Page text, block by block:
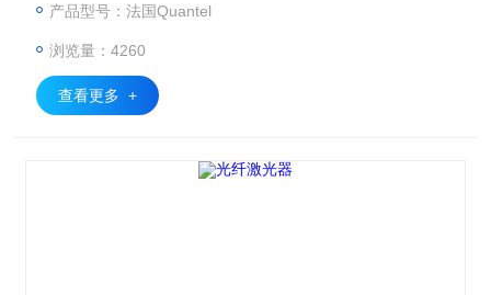
求。产品型号：法国Quantel
浏览量：4260
查看更多 +